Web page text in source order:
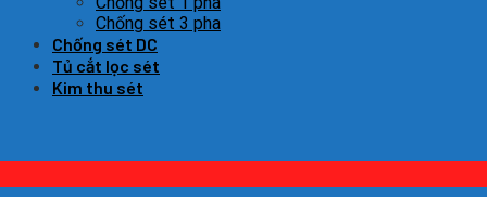
Chống sét 3 pha
Chống sét DC
Tủ cắt lọc sét
Kim thu sét